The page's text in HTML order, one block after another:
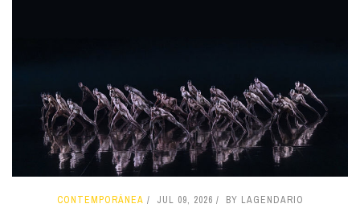
CONTEMPORÁNEA JUL 09, 2026 BY LAGENDARIO